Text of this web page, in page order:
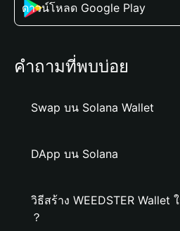
ดาวน์โหลด Google Play
คำถามที่พบบ่อย
Swap บน Solana Wallet
DApp บน Solana
วิธีสร้าง WEEDSTER Wallet
？